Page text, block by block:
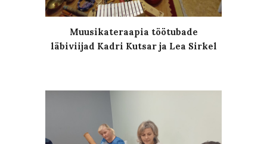
Muusikateraapia töötubade
läbiviijad Kadri Kutsar ja Lea Sirkel